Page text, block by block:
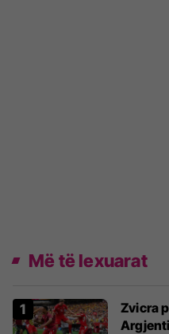
Më të lexuarat
Zvicra